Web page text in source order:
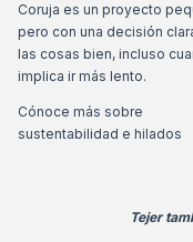
Coruja es un proyecto
pero con una decisión
las cosas bien, incluso
implica ir más lento.
Cónoce más sobre
sustentabilidad e hilados
Tejer